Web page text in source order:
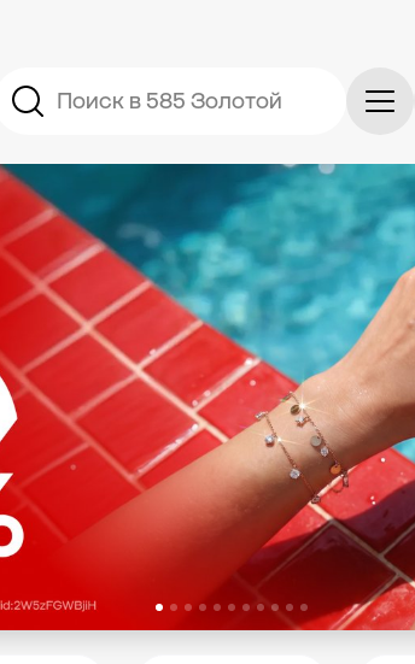
Поиск в 585 Золотой